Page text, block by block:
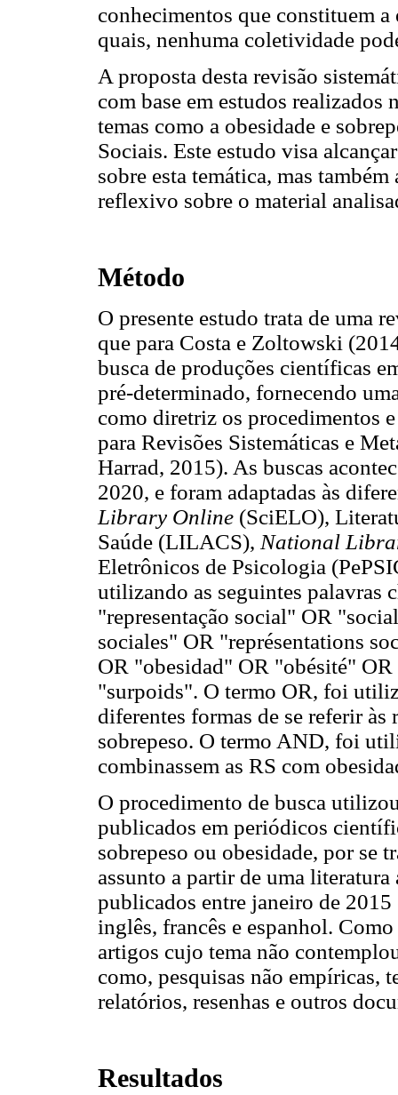
conhecimentos que constituem
quais, nenhuma coletividade
A proposta desta revisão
com base em estudos
temas como a obesidade e
Sociais. Este estudo visa
sobre esta temática, mas
reflexivo sobre o material
Método
O presente estudo trata de uma
que para Costa e Zoltowski
busca de produções científicas
pré-determinado, fornecendo
como diretriz os procedimentos
para Revisões Sistemáticas e
Harrad, 2015). As buscas
2020, e foram adaptadas às
Library Online (SciELO),
Saúde (LILACS), National
Eletrônicos de Psicologia
utilizando as seguintes palavras
"representação social" OR
sociales" OR "représentations
OR "obesidad" OR "obésité"
"surpoids". O termo OR, foi
diferentes formas de se referir às
sobrepeso. O termo AND, foi
combinassem as RS com
O procedimento de busca
publicados em periódicos
sobrepeso ou obesidade, por se
assunto a partir de uma
publicados entre janeiro de
inglês, francês e espanhol.
artigos cujo tema não
como, pesquisas não empíricas,
relatórios, resenhas e outros
Resultados